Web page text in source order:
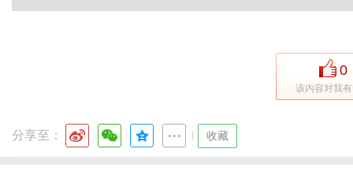
0
该内容对我
分享至： 收藏